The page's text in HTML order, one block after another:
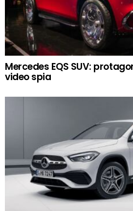
Mercedes EQS SUV:
video spia